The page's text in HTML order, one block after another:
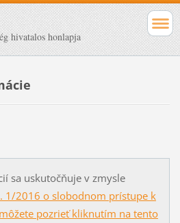
hivatalos honlapja
sa uskutočňuje v zmysle
1/2016 o slobodnom prístupe k
pozrieť kliknutím na tento